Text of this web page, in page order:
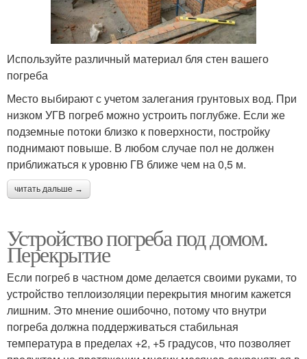
Используйте различный материал бля стен вашего
погреба
Место выбирают с учетом залегания грунтовых вод. При
низком УГВ погреб можно устроить поглубже. Если же
подземные потоки близко к поверхности, постройку
поднимают повыше. В любом случае пол не должен
приближаться к уровню ГВ ближе чем на 0,5 м.
читать дальше →
Устройство погреба под домом.
Перекрытие
Если погреб в частном доме делается своими руками, то
устройство теплоизоляции перекрытия многим кажется
лишним. Это мнение ошибочно, потому что внутри
погреба должна поддерживаться стабильная
температура в пределах +2, +5 градусов, что позволяет